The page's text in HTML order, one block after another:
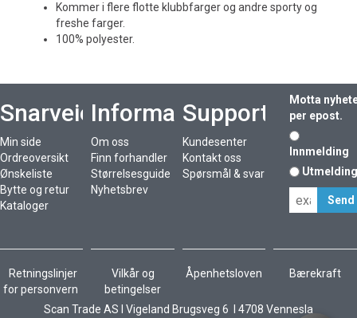
Kommer i flere flotte klubbfarger og andre sporty og
freshe farger.
100% polyester.
Snarveier
Min side
Ordreoversikt
Ønskeliste
Bytte og retur
Kataloger
Informasjon
Om oss
Finn forhandler
Størrelsesguide
Nyhetsbrev
Support
Kundesenter
Kontakt oss
Spørsmål & svar
Motta
per epost.
Innmelding
Retningslinjer
for personvern
Vilkår og
betingelser
Åpenhetsloven Bærekraft
Scan Trade AS I Vigeland Brugsveg 6 I 4708 Vennesla